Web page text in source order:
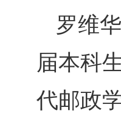
罗维
届本科
代邮政